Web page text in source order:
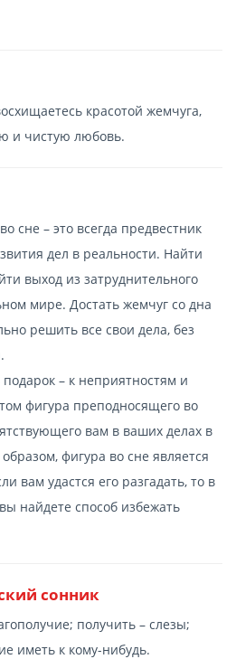
красотой жемчуга,
и чистую любовь.
сне – это всегда предвестник
дел в реальности. Найти
выход из затруднительного
мире. Достать жемчуг со дна
решить все свои дела, без
– к неприятностям и
фигура преподносящего во
вам в ваших делах в
фигура во сне является
вам удастся его разгадать, то в
найдете способ избежать
сонник
получить – слезы;
иметь к кому-нибудь.